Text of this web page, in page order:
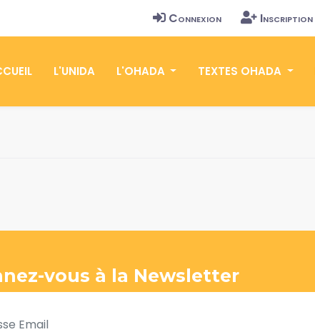
Connexion Inscription
L'UNIDA L'OHADA TEXTES OHADA
vous à la Newsletter